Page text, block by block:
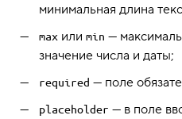
минимальная длина
max или min —
значение числа и даты;
required — поле
placeholder — в поле